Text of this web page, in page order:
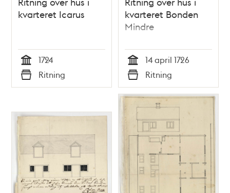
kvarteret Icarus
Tid
1724
Typ
Ritning
kvarteret Bonden
Mindre
Tid
14 april 1726
Typ
Ritning